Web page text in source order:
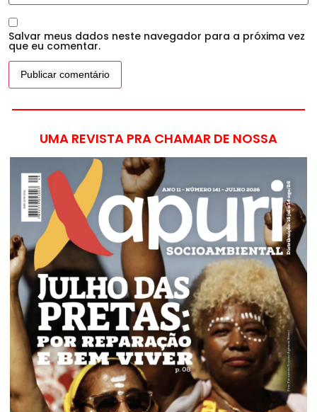
Salvar meus dados neste navegador para a próxima vez
que eu comentar.
UMA REVISTA PRA CHAMAR DE NOSSA